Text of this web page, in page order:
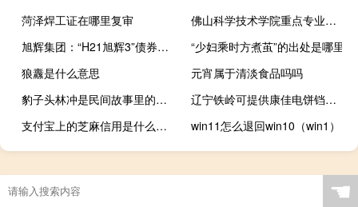
菏泽焊工证在哪里复审
佛山科学技术学院重点专业有哪些
旭辉集团：“H21旭辉3”债券自9月28日开市起复牌
“少妇乘时方煮茧”的出处是哪里
狼纛是什么意思
元宵属于清淡食品吗吗
豹子头林冲是民间故事里的人物吗（豹子头林冲）
辽宁铁岭可提供康佳电饼铛维修服务地址在哪
支付宝上的芝麻信用是什么意思
win11怎么退回win10（win1）
☚